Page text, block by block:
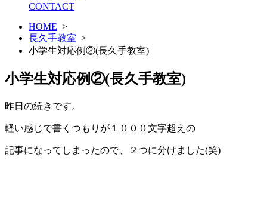
CONTACT
HOME >
長久手教室 >
小学生対応例②(長久手教室)
小学生対応例②(長久手教室)
昨日の続きです。
軽い感じで書くつもりが１０００文字超えの
記事になってしまったので、２つに分けました(笑)